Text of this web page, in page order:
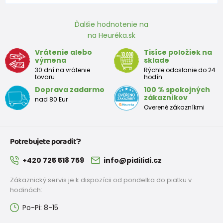
9 - 12 mesiace 74-80 9,5 - 11
Približná tabuľka veľkosti batoľaťa
Veľkosť
Výška
(cm)
Prsia
(cm)
Pás
(cm)
(cm)
12
mesiacov
68 - 80 47 52
2 roky
3 roky 55
Približná tabuľka veľkostí pre dievča
Ďalšie hodnotenie na
na Heuréka.sk
Vrátenie alebo
výmena
30 dní na vrátenie
tovaru
Tisíce položiek na
sklade
Rýchle odoslanie do 24
hodín.
Doprava zadarmo
nad 80 Eur
100 % spokojných
zákazníkov
Overené zákazníkmi
Potrebujete poradiť?
+420 725 518 759 info@pidilidi.cz
Zákaznický servis je k dispozícii od pondelka do piatku v
hodinách:
Po-Pi: 8-15